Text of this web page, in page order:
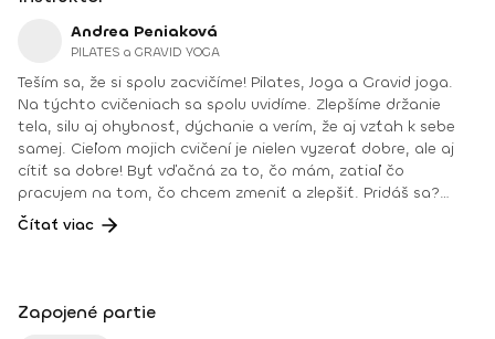
Andrea Peniaková
PILATES a GRAVID YOGA
Teším sa, že si spolu zacvičíme! Pilates, Joga a Gravid joga.
Na týchto cvičeniach sa spolu uvidíme. Zlepšíme držanie
tela, silu aj ohybnosť, dýchanie a verím, že aj vzťah k sebe
samej. Cieľom mojich cvičení je nielen vyzerať dobre, ale aj
cítiť sa dobre! Byť vďačná za to, čo mám, zatiaľ čo
pracujem na tom, čo chcem zmeniť a zlepšiť. Pridáš sa?
Teším sa na teba na online lekciách vo Fitshakeri, aj vo
Fitshaker podcaste! Taktiež osobne na mojich hodinách v
týchto stránkach: FB: www.facebook.com/flowandrea9 IG :
@andrea_mindfulflow Dosiahnuté vzdelanie: • Špecializačný
Čítať viac
Zapojené partie